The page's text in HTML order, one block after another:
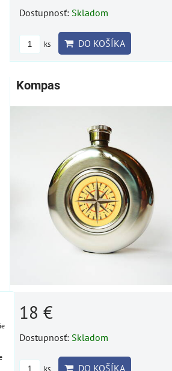
Dostupnosť: Skladom
ks DO KOŠÍKA
Kompas
18 €
Dostupnosť: Skladom
ks DO KOŠÍKA